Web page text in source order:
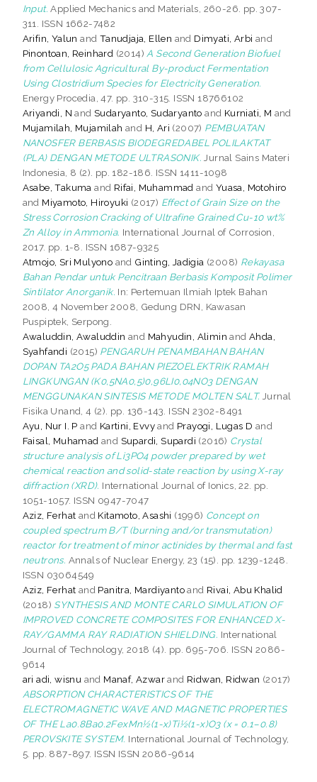
Input. Applied Mechanics and Materials, 260-26. pp. 307-
311. ISSN 1662-7482
Arifin, Yalun and Tanudjaja, Ellen and Dimyati, Arbi and
Pinontoan, Reinhard (2014) A Second Generation Biofuel
from Cellulosic Agricultural By-product Fermentation
Using Clostridium Species for Electricity Generation.
Energy Procedia, 47. pp. 310-315. ISSN 18766102
Ariyandi, N andSudaryanto, Sudaryanto and Kurniati, M and
Mujamilah, Mujamilah and H, Ari (2007) PEMBUATAN
NANOSFER BERBASIS BIODEGREDABEL POLILAKTAT
(PLA) DENGAN METODE ULTRASONIK. Jurnal Sains Materi
Indonesia, 8 (2). pp. 182-186. ISSN 1411-1098
Asabe, Takuma and Rifai, Muhammad and Yuasa, Motohiro
and Miyamoto, Hiroyuki (2017) Effect of Grain Size on the
Stress Corrosion Cracking of Ultrafine Grained Cu-10 wt%
Zn Alloy in Ammonia. International Journal of Corrosion,
2017. pp. 1-8. ISSN 1687-9325
Atmojo, Sri Mulyono and Ginting, Jadigia (2008) Rekayasa
Bahan Pendar untuk Pencitraan Berbasis Komposit Polimer
Sintilator Anorganik. In: Pertemuan Ilmiah Iptek Bahan
2008, 4 November 2008, Gedung DRN, Kawasan
Puspiptek, Serpong.
Awaluddin, Awaluddin and Mahyudin, Alimin andAhda,
Syahfandi (2015) PENGARUH PENAMBAHAN BAHAN
DOPAN TA2O5 PADA BAHAN PIEZOELEKTRIK RAMAH
LINGKUNGAN (K0,5NA0,5)0,96LI0,04NO3 DENGAN
MENGGUNAKAN SINTESIS METODE MOLTEN SALT. Jurnal
Fisika Unand, 4 (2). pp. 136-143. ISSN 2302-8491
Ayu, Nur I. P and Kartini, Evvyand Prayogi, Lugas D and
Faisal, Muhamad and Supardi, Supardi (2016) Crystal
structure analysis of Li3PO4 powder prepared by wet
chemical reaction and solid-state reaction by using X-ray
diffraction (XRD). International Journal of Ionics, 22. pp.
1051-1057. ISSN 0947-7047
Aziz, Ferhat and Kitamoto, Asashi (1996) Concept on
coupled spectrum B/T (burning and/or transmutation)
reactor for treatment of minor actinides by thermal and fast
neutrons. Annals of Nuclear Energy, 23 (15). pp. 1239-1248.
ISSN 03064549
Aziz, Ferhat and Panitra, Mardiyantoand Rivai, Abu Khalid
(2018) SYNTHESIS AND MONTE CARLO SIMULATION OF
IMPROVED CONCRETE COMPOSITES FOR ENHANCED X-
RAY/GAMMA RAY RADIATION SHIELDING. International
Journal of Technology, 2018 (4). pp. 695-706. ISSN 2086-
9614
ari adi, wisnu and Manaf, Azwarand Ridwan, Ridwan (2017)
ABSORPTION CHARACTERISTICS OF THE
ELECTROMAGNETIC WAVE AND MAGNETIC PROPERTIES
OF THE La0.8Ba0.2FexMn½(1-x)Ti½(1-x)O3 (x = 0.1–0.8)
PEROVSKITE SYSTEM. International Journal of Technology,
5. pp. 887-897. ISSN ISSN 2086-9614